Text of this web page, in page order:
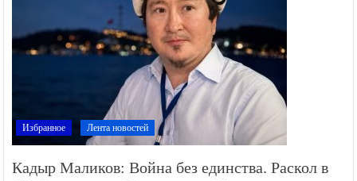
Избранное Лента новостей